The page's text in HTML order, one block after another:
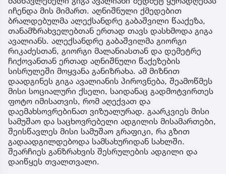
იჩენდა მის მიმართ. აღნიშნული ქმედებით
ბრალდებულმა ალექსანდრე გაბაშვილი წააქეზა,
თანამზრახველებთან ერთად თავს დასხმოდა გიგა
ავალიანს. ალექსანდრე გაბაშვილმა გიორგი
რიკაძესთან, გიორგი მალანიასთან და დემეტრე
ჩიქოვანთან ერთად აღნიშნული წაქეზების
სისრულეში მოყვანა განიზრახა. ამ მიზნით
დაადგინეს გიგა ავალიანის პიროვნება, შეამოწმეს
მისი სოციალური ქსელი, საიდანაც გადმოტვირთეს
ფოტო იმისათვის, რომ აღექვათ და
დაემახსოვრებინათ ვიზუალურად. გაარკვიეს მისი
სამუშაო და საცხოვრებელი ადგილის მისამართები,
შეისწავლეს მისი სამუშაო გრაფიკი, რა გზით
გადაადგილდებოდა სამსახურიდან სახლში.
შეარჩიეს განზრახვის შესრულების ადგილი და
დაიწყეს თვალთვალი.